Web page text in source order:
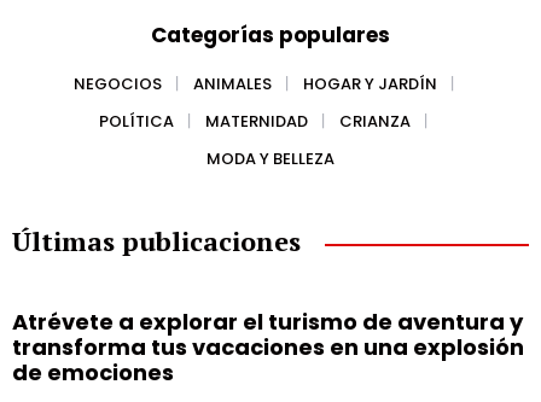
Categorías populares
NEGOCIOS ANIMALES
HOGAR Y JARDÍN
POLÍTICA
MATERNIDAD
CRIANZA
MODA Y BELLEZA
Últimas publicaciones
Atrévete a explorar el turismo de aventura y
transforma tus vacaciones en una explosión
de emociones